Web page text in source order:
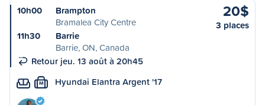
10h00
Brampton
Bramalea City Centre
11h30
Barrie
Barrie, ON, Canada
Retour jeu. 13 août à 20h45
20$
3 places
M Hyundai Elantra Argent '17